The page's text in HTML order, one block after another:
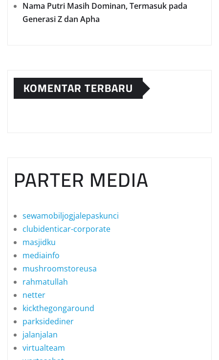
Nama Putri Masih Dominan, Termasuk pada
Generasi Z dan Apha
KOMENTAR TERBARU
PARTER MEDIA
sewamobiljogjalepaskunci
clubidenticar-corporate
masjidku
mediainfo
mushroomstoreusa
rahmatullah
netter
kickthegongaround
parksidediner
jalanjalan
virtualteam